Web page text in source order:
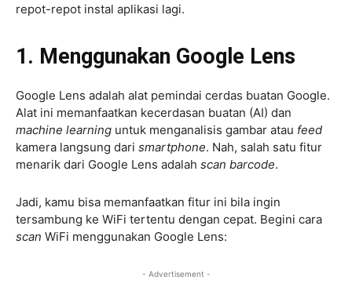
repot-repot instal aplikasi lagi.
1. Menggunakan Google Lens
Google Lens adalah alat pemindai cerdas buatan Google.
Alat ini memanfaatkan kecerdasan buatan (AI) dan
machine learning untuk menganalisis gambar atau feed
kamera langsung dari smartphone. Nah, salah satu fitur
menarik dari Google Lens adalah scan barcode.
Jadi, kamu bisa memanfaatkan fitur ini bila ingin
tersambung ke WiFi tertentu dengan cepat. Begini cara
scan WiFi menggunakan Google Lens:
- Advertisement -